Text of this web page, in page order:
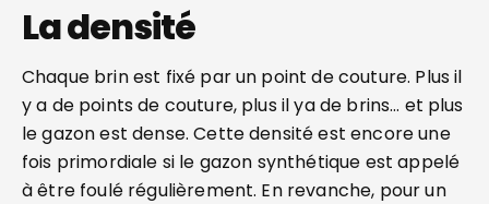
La densité
Chaque brin est fixé par un point de couture. Plus il
y a de points de couture, plus il ya de brins… et plus
le gazon est dense. Cette densité est encore une
fois primordiale si le gazon synthétique est appelé
à être foulé régulièrement. En revanche, pour un